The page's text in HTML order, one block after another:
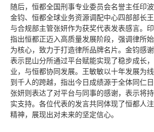
随后，恒都全国刑事专业委员会名誉主任印
金钧、恒都全球业务资源调配中心四部部长
与合规部主管张妍作为获奖代表发表感言。印
指出恒都正迈入高质量发展阶段，强调律所
为核心，致力于打造律所品牌名片。金钧感
表示昆山分所通过平台赋能实现了稳步成长
业，与恒都协同发展。王敏敏以十年发展为
到千人的跨越，指出今日成绩源于全体同仁
张妍则表达了对平台与同事的感谢，表示将
实支持。各位代表的发言共同体现了恒都人
精神，展现出对未来的坚定信心。